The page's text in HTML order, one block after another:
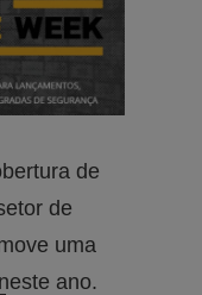
de
de
uma
ano.